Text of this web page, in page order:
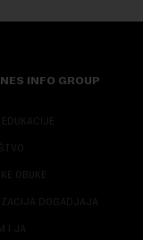
INFO GROUP
OBUKE
DOGADJAJA
I JA